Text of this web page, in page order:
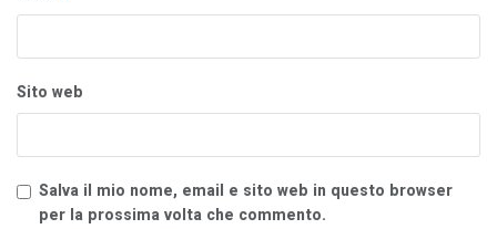
Sito web
Salva il mio nome, email e sito web in questo browser
per la prossima volta che commento.